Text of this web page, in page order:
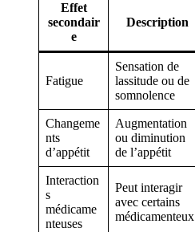
Effet
secondair
e
Description
Fatigue
Sensation de
lassitude ou de
somnolence
Changeme
nts
d’appétit
Augmentation
ou diminution
de l’appétit
Interaction
s
médicame
nteuses
Peut interagir
avec certains
médicamenteux